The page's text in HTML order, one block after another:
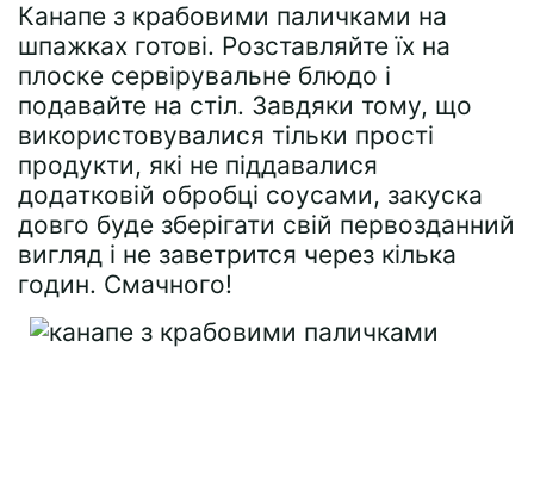
Канапе з крабовими паличками на
шпажках готові. Розставляйте їх на
плоске сервірувальне блюдо і
подавайте на стіл. Завдяки тому, що
використовувалися тільки прості
продукти, які не піддавалися
додатковій обробці соусами, закуска
довго буде зберігати свій первозданний
вигляд і не заветрится через кілька
годин. Смачного!